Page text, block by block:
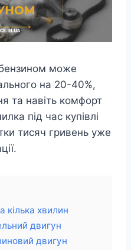
може
на 20-40%,
та навіть комфорт
під час купівлі
тисяч гривень уже
кілька хвилин
двигун
двигун